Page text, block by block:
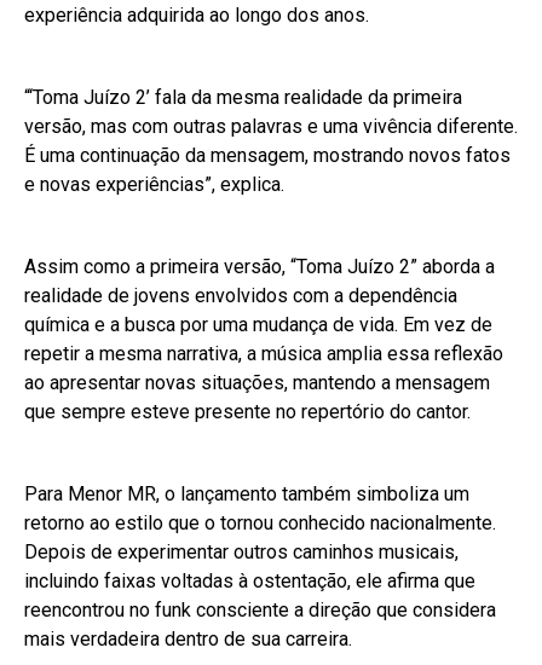
experiência adquirida ao longo dos anos.
“‘Toma Juízo 2’ fala da mesma realidade da primeira
versão, mas com outras palavras e uma vivência diferente.
É uma continuação da mensagem, mostrando novos fatos
e novas experiências”, explica.
Assim como a primeira versão, “Toma Juízo 2” aborda a
realidade de jovens envolvidos com a dependência
química e a busca por uma mudança de vida. Em vez de
repetir a mesma narrativa, a música amplia essa reflexão
ao apresentar novas situações, mantendo a mensagem
que sempre esteve presente no repertório do cantor.
Para Menor MR, o lançamento também simboliza um
retorno ao estilo que o tornou conhecido nacionalmente.
Depois de experimentar outros caminhos musicais,
incluindo faixas voltadas à ostentação, ele afirma que
reencontrou no funk consciente a direção que considera
mais verdadeira dentro de sua carreira.